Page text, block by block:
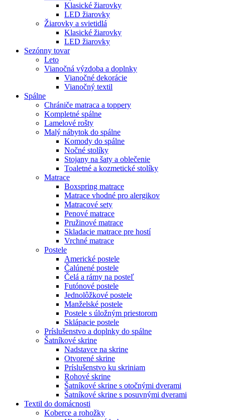
Klasické žiarovky
LED žiarovky
Žiarovky a svietidlá
Klasické žiarovky
LED žiarovky
Sezónny tovar
Leto
Vianočná výzdoba a doplnky
Vianočné dekorácie
Vianočný textil
Spálne
Chrániče matraca a toppery
Kompletné spálne
Lamelové rošty
Malý nábytok do spálne
Komody do spálne
Nočné stolíky
Stojany na šaty a oblečenie
Toaletné a kozmetické stolíky
Matrace
Boxspring matrace
Matrace vhodné pro alergikov
Matracové sety
Penové matrace
Pružinové matrace
Skladacie matrace pre hostí
Vrchné matrace
Postele
Americké postele
Čalúnené postele
Čelá a rámy na posteľ
Futónové postele
Jednolôžkové postele
Manželské postele
Postele s úložným priestorom
Sklápacie postele
Príslušenstvo a doplnky do spálne
Šatníkové skrine
Nadstavce na skrine
Otvorené skrine
Príslušenstvo ku skriniam
Rohové skrine
Šatníkové skrine s otočnými dverami
Šatníkové skrine s posuvnými dverami
Textil do domácnosti
Koberce a rohožky